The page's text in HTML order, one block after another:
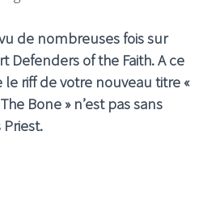
de nombreuses fois sur
Defenders of the Faith. A ce
riff de votre nouveau titre «
Bone » n’est pas sans